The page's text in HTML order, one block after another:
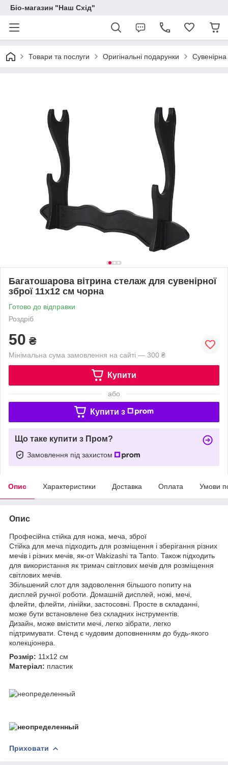
Біо-магазин "Наш Схід"
Товари та послуги Оригінальні подарунки
Багатошарова вітрина стелаж для сувенірної
зброї 11х12 см чорна
Готово до відправки
Роздріб
50 ₴
Мінімальна сума замовлення на сайті — 300 ₴
Купити
або
Купити з
Що таке купити з Пром?
Замовлення під захистом
Опис Характеристики Доставка Оплата Умови
Опис
Професійна стійка для ножа, меча, зброї
Стійка для меча підходить для розміщення і зберігання різних
мечів і різних мечів, як-от Wakizashi та Tanto. Також підходить
для використання як тримач світлових мечів для розміщення
світлових мечів.
Збільшений слот для задоволення більшого попиту на
дисплей ручної роботи. Домашній дисплей, ножі, мечі,
флейти, флейти, лінійки, застосовні. Просте в складанні,
може бути встановлене без складних інструментів.
Дизайн, може вмістити мечі, легко зібрати, легко
підтримувати. Стенд є чудовим доповненням до будь-якого
колекціонера.
Розмір: 11х12 см
Матеріал: пластик
Приховати